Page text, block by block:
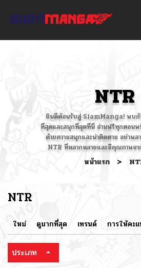
NTR
ยินดีต้อนรับสู่ SiamManga! พบกั
ที่สุดและสนุกที่สุดที่นี่ อ่านฟรีทุกตอนพ
ด้วยความสนุกและน่าติดตาม อย่าพล
NTR ที่หลากหลายและมีคุณภาพจา
หน้าแรก >
NTR
ใหม่ ดูมากที่สุด เทรนด์ การให้คะ
ประเภท